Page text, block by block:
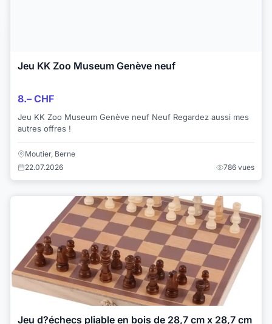
Jeu KK Zoo Museum Genève neuf
8.– CHF
Jeu KK Zoo Museum Genève neuf Neuf Regardez aussi mes
autres offres !
Moutier, Berne
22.07.2026
786 vues
Jeu d?échecs pliable en bois de 28,7 cm x 28,7 cm